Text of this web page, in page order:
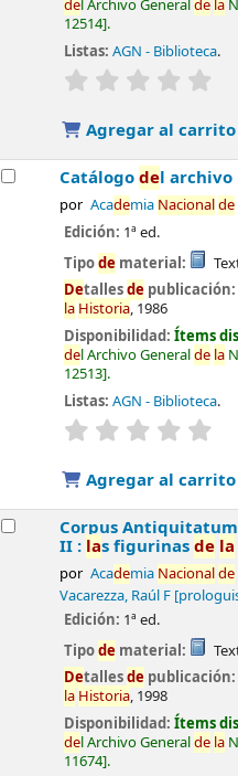
del Archivo Generalde la
12514 .
Listas: AGN - Biblioteca.
valoración
Agregar al carrito
Catálogodel archivo
por Academia Nacionalde
Edición: 1ª ed.
Tipode material:
Detallesde publicación:
la Historia, 1986
Disponibilidad:Ítems
del Archivo Generalde la
12513 .
Listas: AGN - Biblioteca.
valoración
Agregar al carrito
Corpus
II : las figurinasde la
por Academia Nacionalde
Vacarezza, Raúl F
Edición: 1ª ed.
Tipode material:
Detallesde publicación:
la Historia, 1998
Disponibilidad:Ítems
del Archivo Generalde la
11674 .